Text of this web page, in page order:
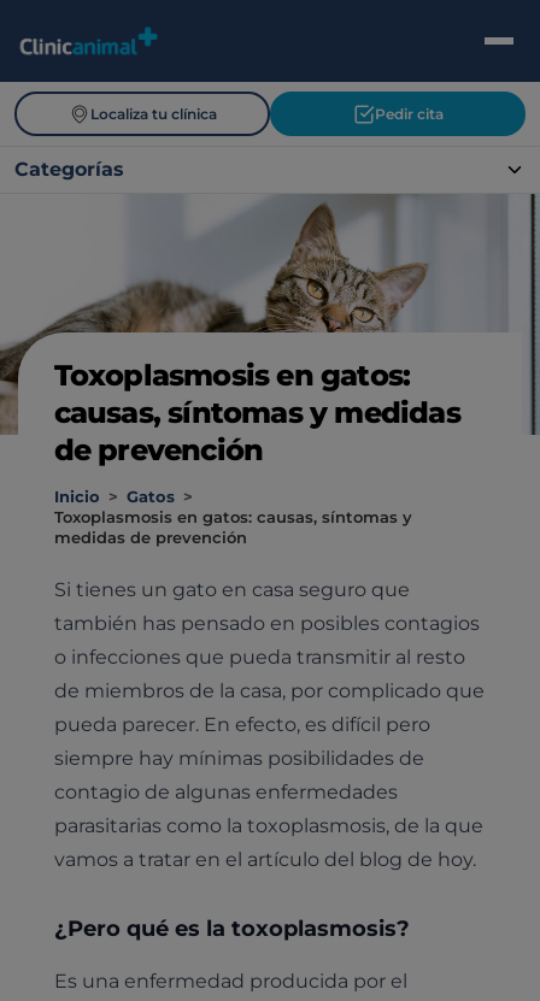
Localiza tu clínica Pedir cita
Categorías
Toxoplasmosis en gatos:
causas, síntomas y medidas
de prevención
Inicio > Gatos >
Toxoplasmosis en gatos: causas, síntomas y
medidas de prevención
Si tienes un gato en casa seguro que
también has pensado en posibles contagios
o infecciones que pueda transmitir al resto
de miembros de la casa, por complicado que
pueda parecer. En efecto, es difícil pero
siempre hay mínimas posibilidades de
contagio de algunas enfermedades
parasitarias como la toxoplasmosis, de la que
vamos a tratar en el artículo del blog de hoy.
¿Pero qué es la toxoplasmosis?
Es una enfermedad producida por el